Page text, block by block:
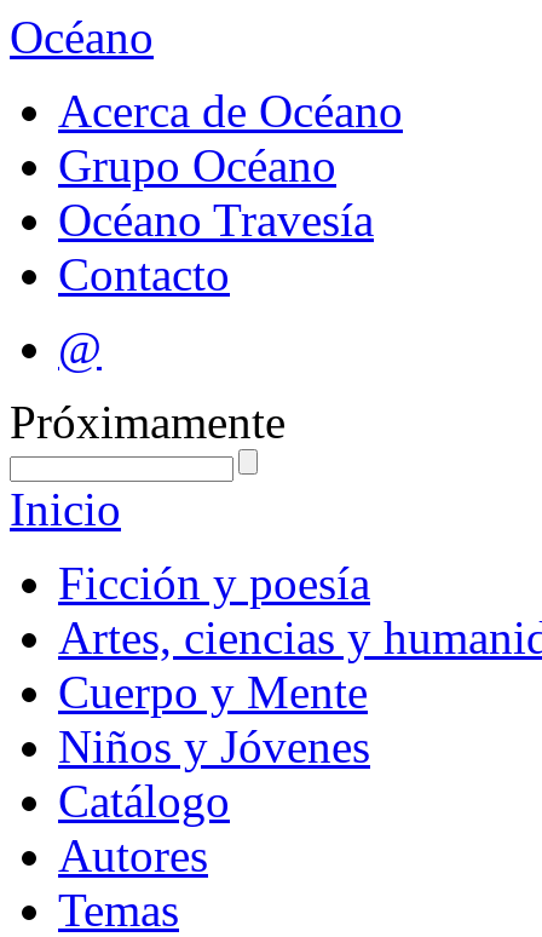
Océano
Acerca de Océano
Grupo Océano
Océano Travesía
Contacto
@
Próximamente
Inicio
Ficción y poesía
Artes, ciencias y
Cuerpo y Mente
Niños y Jóvenes
Catálogo
Autores
Temas